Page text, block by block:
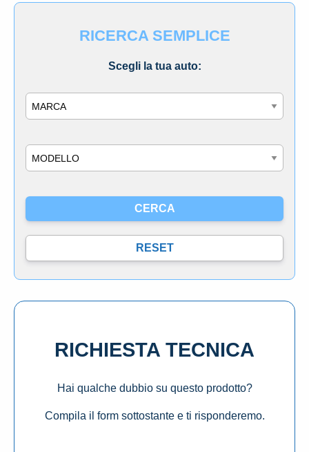
RICERCA SEMPLICE
Scegli la tua auto:
RICHIESTA TECNICA
Hai qualche dubbio su questo prodotto?
Compila il form sottostante e ti risponderemo.